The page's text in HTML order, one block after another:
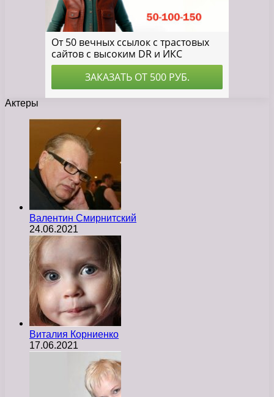
Актеры
Валентин Смирнитский
24.06.2021
Виталия Корниенко
17.06.2021